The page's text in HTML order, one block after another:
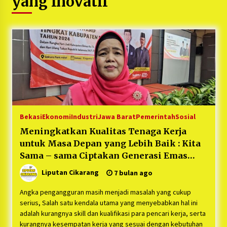
PNM Hadir dalam Setiap Langkah Dikha, Penari
Aura Farming yang Viral Ternyata Anak
Nasabah PNM Mekaar
1 tahun ago
Duh Kacau Banget, Karena Kecewa Tak Dapat
Fasilitas yang Sesuai, Para Peserta Retret
Aparatur Desa Kabupaten Bekasi Pulang duluan
Sebelum Waktunya
1 tahun ago
Kartini Penggerak Lingkungan dari Sampah
Bukit Berlian
1 tahun ago
PNM Berangkatkan Ratusan Peserta : Mudik
1 tahun ago
Ketua Umum Jurpala KOSMI Indonesia Gilang
BekasiEkonomiIndustriJawa BaratPemerintahSosial
Meningkatkan Kualitas Tenaga Kerja
untuk Masa Depan yang Lebih Baik : Kita
Sama – sama Ciptakan Generasi Emas
yang Inovatif !
Liputan Cikarang 7 bulan ago
Angka pengangguran masih menjadi masalah yang cukup
serius, Salah satu kendala utama yang menyebabkan hal ini
adalah kurangnya skill dan kualifikasi para pencari kerja, serta
kurangnya kesempatan kerja yang sesuai dengan kebutuhan